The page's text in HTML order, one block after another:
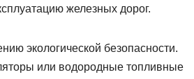
железных дорог.
экологической безопасности.
или водородные топливные